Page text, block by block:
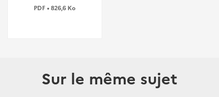
PDF • 826,6 Ko
Sur le même sujet